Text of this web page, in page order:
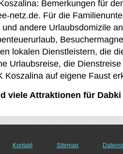
Bemerkungen für
netz.de. Für die
andere Urlaubsdomizile
lokalen Dienstleistern, die
Urlaubsreise, die
Koszalina auf eigene Faust
viele Attraktionen für
Kontakt Sitemap